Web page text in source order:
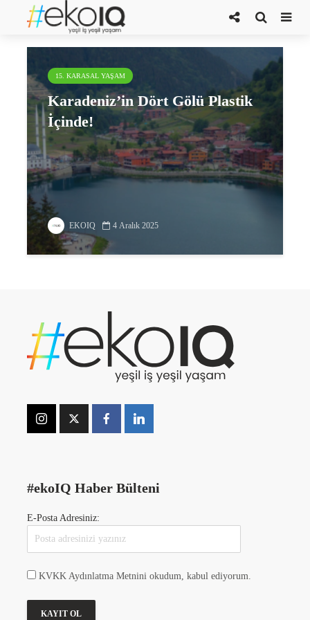
Karadeniz Teknik Üniversitesi
15. KARASAL YAŞAM
Karadeniz’in Dört Gölü Plastik
İçinde!
EKOIQ 4 Aralık 2025
#ekoIQ Haber Bülteni
E-Posta Adresiniz:
KVKK Aydınlatma Metnini okudum, kabul ediyorum.